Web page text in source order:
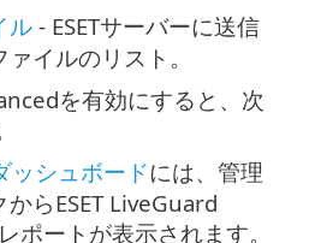
ル - ESETサーバーに送信
イルのリスト。
を有効にすると、次
ッシュボードには、管理
らESET LiveGuard
ポートが表示されます。